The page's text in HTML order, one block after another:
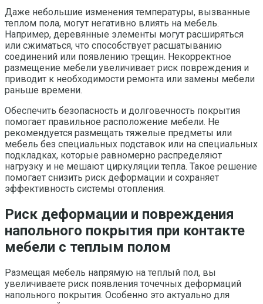
Даже небольшие изменения температуры, вызванные
теплом пола, могут негативно влиять на мебель.
Например, деревянные элементы могут расширяться
или сжиматься, что способствует расшатыванию
соединений или появлению трещин. Некорректное
размещение мебели увеличивает риск повреждения и
приводит к необходимости ремонта или замены мебели
раньше времени.
Обеспечить безопасность и долговечность покрытия
помогает правильное расположение мебели. Не
рекомендуется размещать тяжелые предметы или
мебель без специальных подставок или на специальных
подкладках, которые равномерно распределяют
нагрузку и не мешают циркуляции тепла. Такое решение
помогает снизить риск деформации и сохраняет
эффективность системы отопления.
Риск деформации и повреждения
напольного покрытия при контакте
мебели с теплым полом
Размещая мебель напрямую на теплый пол, вы
увеличиваете риск появления точечных деформаций
напольного покрытия. Особенно это актуально для